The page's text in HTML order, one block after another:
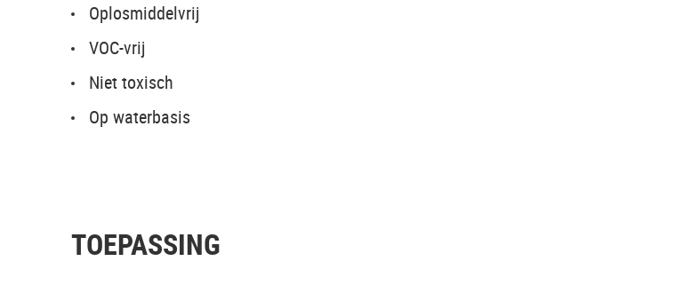
Oplosmiddelvrij
VOC-vrij
Niet toxisch
Op waterbasis
TOEPASSING